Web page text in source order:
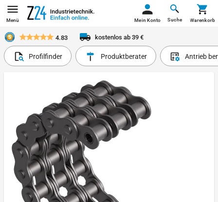
Menü Suche
Mein Konto Warenkorb
4.83 kostenlos ab 39 €
Profilfinder Produktberater Antrieb